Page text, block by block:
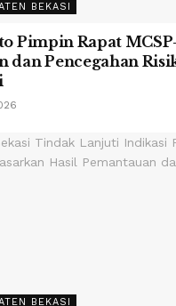
BEKASI
Pimpin Rapat
dan Pencegahan
BEKASI